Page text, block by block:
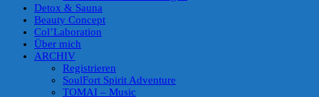
Detox & Sauna
Beauty Concept
Col’Laboration
Über mich
ARCHIV
Registrieren
SoulFort Spirit Adventure
TOMAI – Music